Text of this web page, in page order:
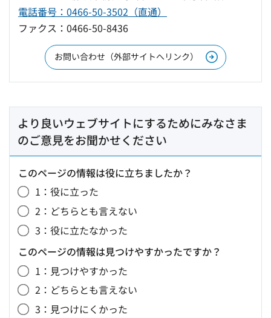
電話番号：0466-50-3502（直通）
ファクス：0466-50-8436
お問い合わせ（外部サイトへリンク）
より良いウェブサイトにするためにみなさま
のご意見をお聞かせください
このページの情報は役に立ちましたか？
1：役に立った
2：どちらとも言えない
3：役に立たなかった
このページの情報は見つけやすかったですか？
1：見つけやすかった
2：どちらとも言えない
3：見つけにくかった